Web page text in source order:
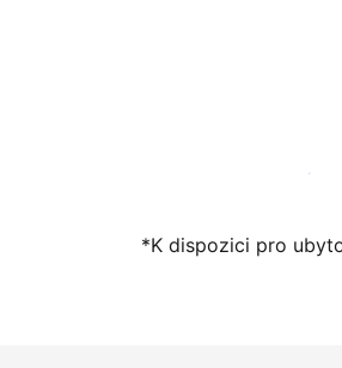
Zaregistrovat
*K dispozici pro